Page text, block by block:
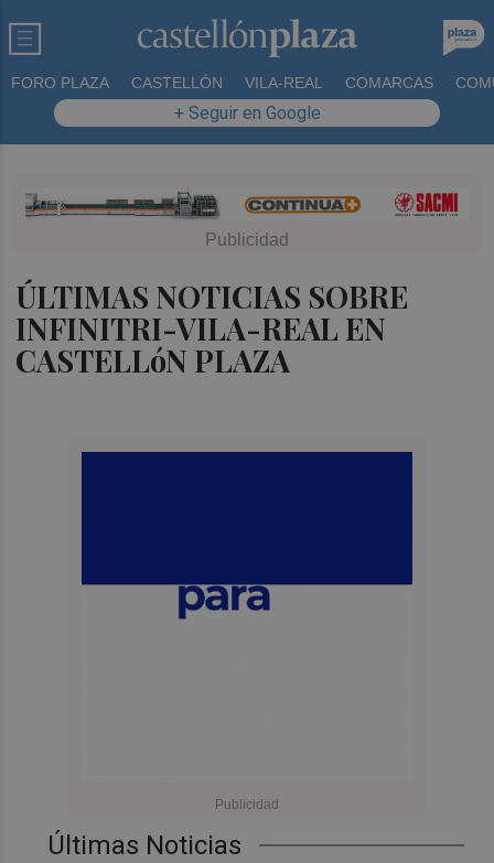
FORO PLAZA CASTELLÓN VILA-REAL COMARCAS
+ Seguir en Google
ÚLTIMAS NOTICIAS SOBRE
INFINITRI-VILA-REAL EN
CASTELLóN PLAZA
Últimas Noticias